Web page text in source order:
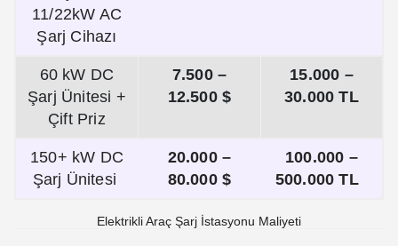
11/22kW AC
Şarj Cihazı
60 kW DC
Şarj Ünitesi +
Çift Priz
7.500 –
12.500 $
15.000 –
30.000 TL
150+ kW DC
Şarj Ünitesi
20.000 –
80.000 $
100.000 –
500.000 TL
Elektrikli Araç Şarj İstasyonu Maliyeti